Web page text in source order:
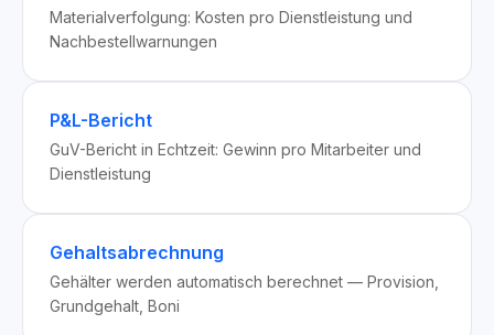
Materialverfolgung: Kosten pro Dienstleistung und
Nachbestellwarnungen
P&L-Bericht
GuV-Bericht in Echtzeit: Gewinn pro Mitarbeiter und
Dienstleistung
Gehaltsabrechnung
Gehälter werden automatisch berechnet — Provision,
Grundgehalt, Boni